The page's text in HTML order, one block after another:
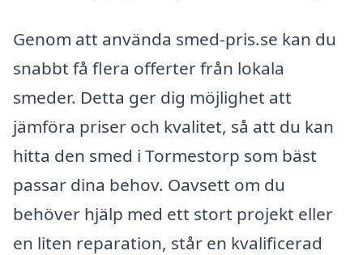
Genom att använda smed-pris.se kan du
snabbt få flera offerter från lokala
smeder. Detta ger dig möjlighet att
jämföra priser och kvalitet, så att du kan
hitta den smed i Tormestorp som bäst
passar dina behov. Oavsett om du
behöver hjälp med ett stort projekt eller
en liten reparation, står en kvalificerad